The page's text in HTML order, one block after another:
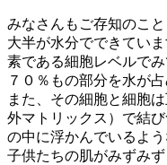
みなさんもご存知のこ
大半が水分でできてい
素である細胞レベルで
７０％もの部分を水が
また、その細胞と細胞
外マトリックス）で結
の中に浮かんでいるよ
子供たちの肌がみずみ